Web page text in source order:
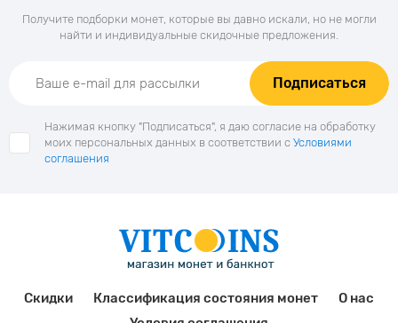
Получите подборки монет, которые вы давно искали, но не могли
найти и индивидуальные скидочные предложения.
Подписаться
Нажимая кнопку "Подписаться", я даю согласие на обработку
моих персональных данных в соответствии с Условиями
соглашения
Скидки Классификация состояния монет
О нас